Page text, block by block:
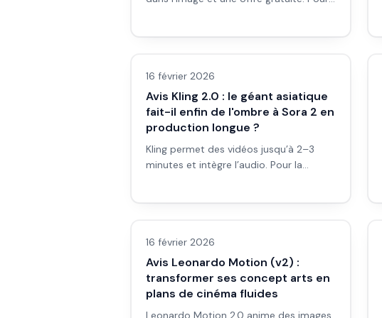
Avis outils/services
16 février 2026
Avis Kling 2.0 : le géant asiatique
fait-il enfin de l'ombre à Sora 2 en
production longue ?
Kling permet des vidéos jusqu’à 2–3
minutes et intègre l’audio. Pour la
Avis outils/services
16 février 2026
Avis Leonardo Motion (v2) :
transformer ses concept arts en
plans de cinéma fluides
Leonardo Motion 2.0 anime des images